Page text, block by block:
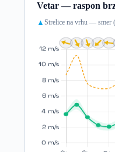
Vetar — raspon
▲ Strelice na vrhu — smer